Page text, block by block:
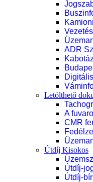
ADR
Letölthető
A
CMR
Útdíj Kisokos
Útdíj-
Útdíj-